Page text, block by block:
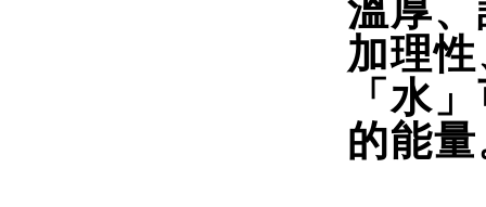
溫厚
加理
「水
的能